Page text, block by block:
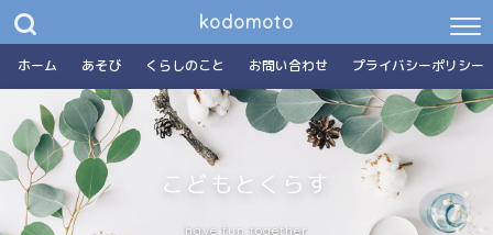
kodomoto
ホーム あそび くらしのこと お問い合わせ プライバシーポリシー
こどもとくらす
have fun together